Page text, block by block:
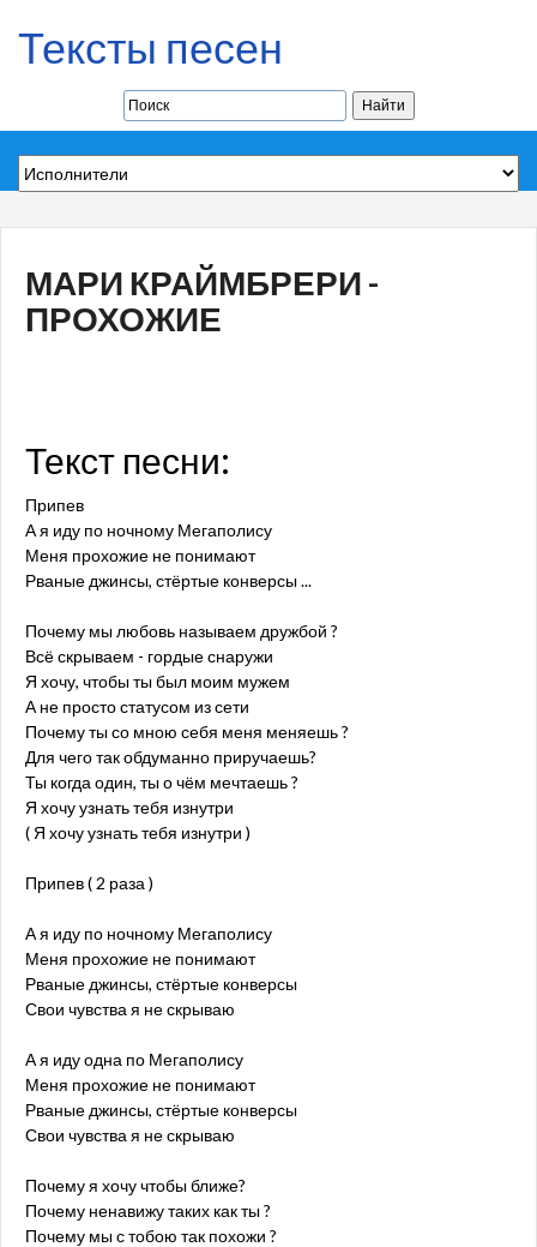
Тексты песен
МАРИ КРАЙМБРЕРИ -
ПРОХОЖИЕ
Текст песни:
Припев
А я иду по ночному Мегаполису
Меня прохожие не понимают
Рваные джинсы, стёртые конверсы ...
Почему мы любовь называем дружбой ?
Всё скрываем - гордые снаружи
Я хочу, чтобы ты был моим мужем
А не просто статусом из сети
Почему ты со мною себя меня меняешь ?
Для чего так обдуманно приручаешь?
Ты когда один, ты о чём мечтаешь ?
Я хочу узнать тебя изнутри
( Я хочу узнать тебя изнутри )
Припев ( 2 раза )
А я иду по ночному Мегаполису
Меня прохожие не понимают
Рваные джинсы, стёртые конверсы
Свои чувства я не скрываю
А я иду одна по Мегаполису
Меня прохожие не понимают
Рваные джинсы, стёртые конверсы
Свои чувства я не скрываю
Почему я хочу чтобы ближе?
Почему ненавижу таких как ты ?
Почему мы с тобою так похожи ?